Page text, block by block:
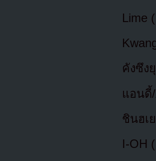
Lime
คังซึง
แอนดี้/
ชินฮเ
I-OH